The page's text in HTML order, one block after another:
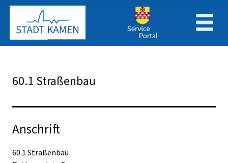
Zum Hauptinhalt springen
Zum Header
Zum Hauptinhalt
Zum Footer
60.1 Straßenbau
Anschrift
60.1 Straßenbau